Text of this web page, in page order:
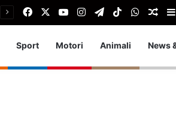
FacebookYou TubeInstagram
TelegramTikTok
Sport Motori Animali News